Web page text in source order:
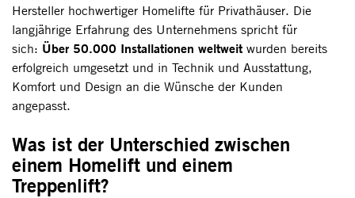
Hersteller hochwertiger Homelifte für Privathäuser. Die
langjährige Erfahrung des Unternehmens spricht für
sich: Über 50.000 Installationen weltweit wurden bereits
erfolgreich umgesetzt und in Technik und Ausstattung,
Komfort und Design an die Wünsche der Kunden
angepasst.
Was ist der Unterschied zwischen
einem Homelift und einem
Treppenlift?